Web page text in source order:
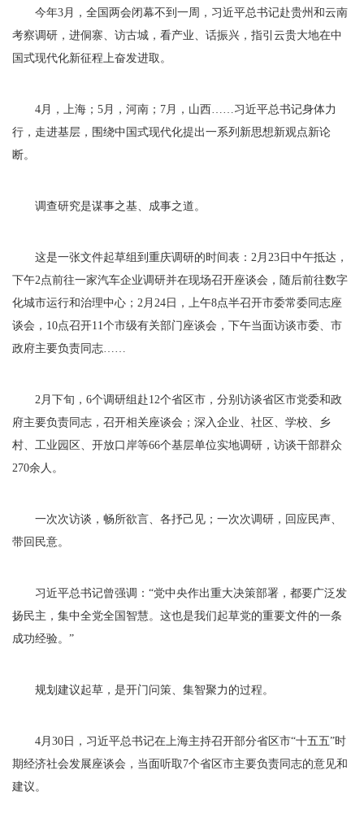
今年3月，全国两会闭幕不到一周，习近平总书记赴贵州和云南
考察调研，进侗寨、访古城，看产业、话振兴，指引云贵大地在中
国式现代化新征程上奋发进取。
4月，上海；5月，河南；7月，山西……习近平总书记身体力
行，走进基层，围绕中国式现代化提出一系列新思想新观点新论
断。
调查研究是谋事之基、成事之道。
这是一张文件起草组到重庆调研的时间表：2月23日中午抵达，
下午2点前往一家汽车企业调研并在现场召开座谈会，随后前往数字
化城市运行和治理中心；2月24日，上午8点半召开市委常委同志座
谈会，10点召开11个市级有关部门座谈会，下午当面访谈市委、市
政府主要负责同志……
2月下旬，6个调研组赴12个省区市，分别访谈省区市党委和政
府主要负责同志，召开相关座谈会；深入企业、社区、学校、乡
村、工业园区、开放口岸等66个基层单位实地调研，访谈干部群众
270余人。
一次次访谈，畅所欲言、各抒己见；一次次调研，回应民声、
带回民意。
习近平总书记曾强调：“党中央作出重大决策部署，都要广泛发
扬民主，集中全党全国智慧。这也是我们起草党的重要文件的一条
成功经验。”
规划建议起草，是开门问策、集智聚力的过程。
4月30日，习近平总书记在上海主持召开部分省区市“十五五”时
期经济社会发展座谈会，当面听取7个省区市主要负责同志的意见和
建议。